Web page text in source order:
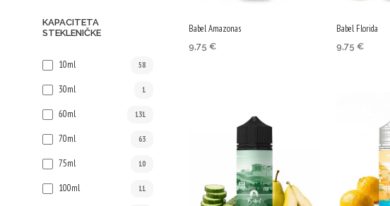
KAPACITETA
STEKLENIČKE
10ml 58
30ml 1
60ml 131
70ml 63
75ml 10
100ml 11
Babel Amazonas
9,75€
Babel Florida
9,75 €